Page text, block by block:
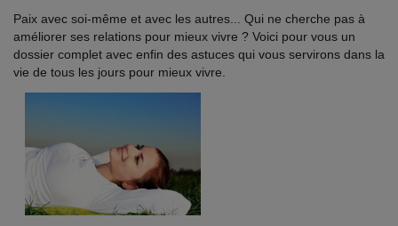
Paix avec soi-même et avec les autres... Qui ne cherche pas à
améliorer ses relations pour mieux vivre ? Voici pour vous un
dossier complet avec enfin des astuces qui vous servirons dans la
vie de tous les jours pour mieux vivre.